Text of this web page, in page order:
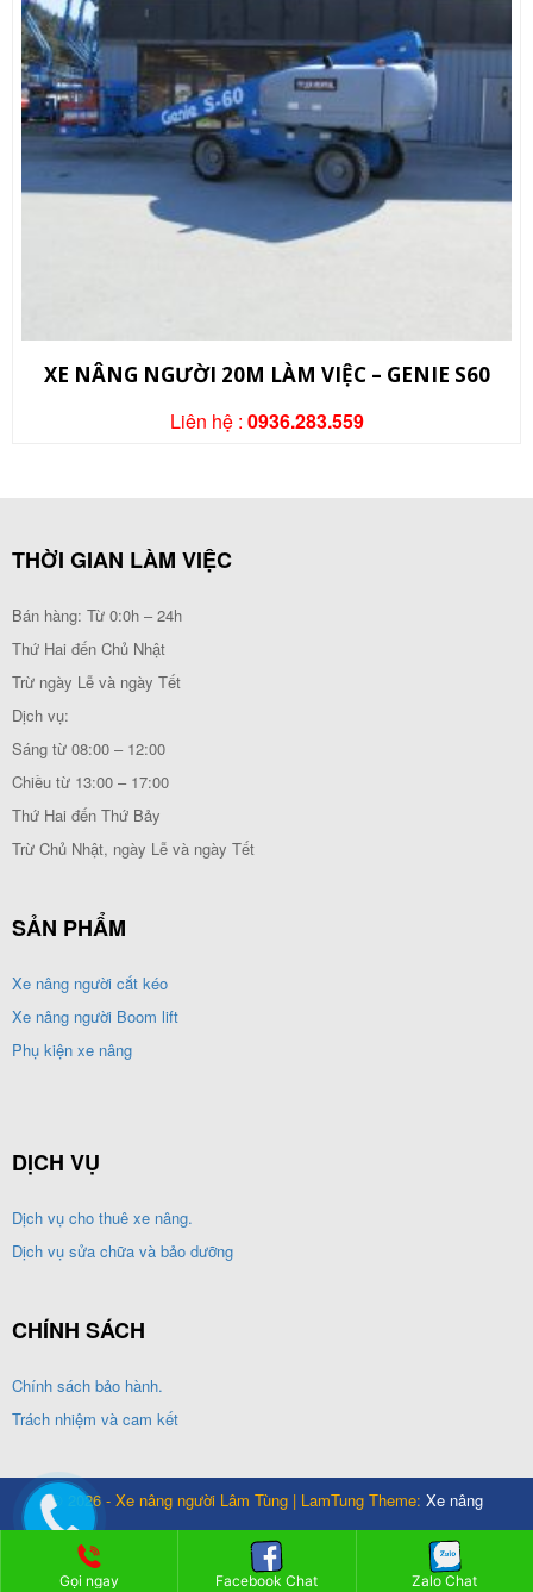
XE NÂNG NGƯỜI 20M LÀM VIỆC – GENIE S60
Liên hệ : 0936.283.559
THỜI GIAN LÀM VIỆC
Bán hàng: Từ 0:0h – 24h
Thứ Hai đến Chủ Nhật
Trừ ngày Lễ và ngày Tết
Dịch vụ:
Sáng từ 08:00 – 12:00
Chiều từ 13:00 – 17:00
Thứ Hai đến Thứ Bảy
Trừ Chủ Nhật, ngày Lễ và ngày Tết
SẢN PHẨM
Xe nâng người cắt kéo
Xe nâng người Boom lift
Phụ kiện xe nâng
DỊCH VỤ
Dịch vụ cho thuê xe nâng.
Dịch vụ sửa chữa và bảo dưỡng
CHÍNH SÁCH
Chính sách bảo hành.
Trách nhiệm và cam kết
© 2026 - Xe nâng người Lâm Tùng | LamTung Theme: Xe nâng
Gọi ngay Facebook Chat Zalo Chat